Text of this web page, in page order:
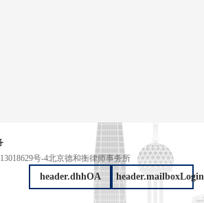
号-4北京德和衡律师事务所
header.dhhOA header.mailboxLogin